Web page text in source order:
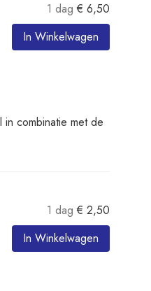
1 dag € 6,50
In Winkelwagen
combinatie met de
1 dag € 2,50
In Winkelwagen